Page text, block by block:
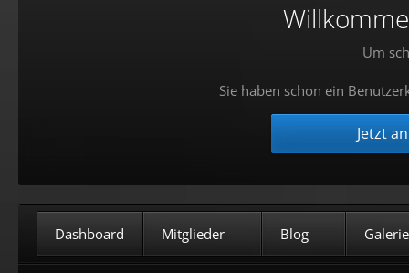
Um
Sie haben schon ein
Jetzt
Dashboard Mitglieder Blog Galerie